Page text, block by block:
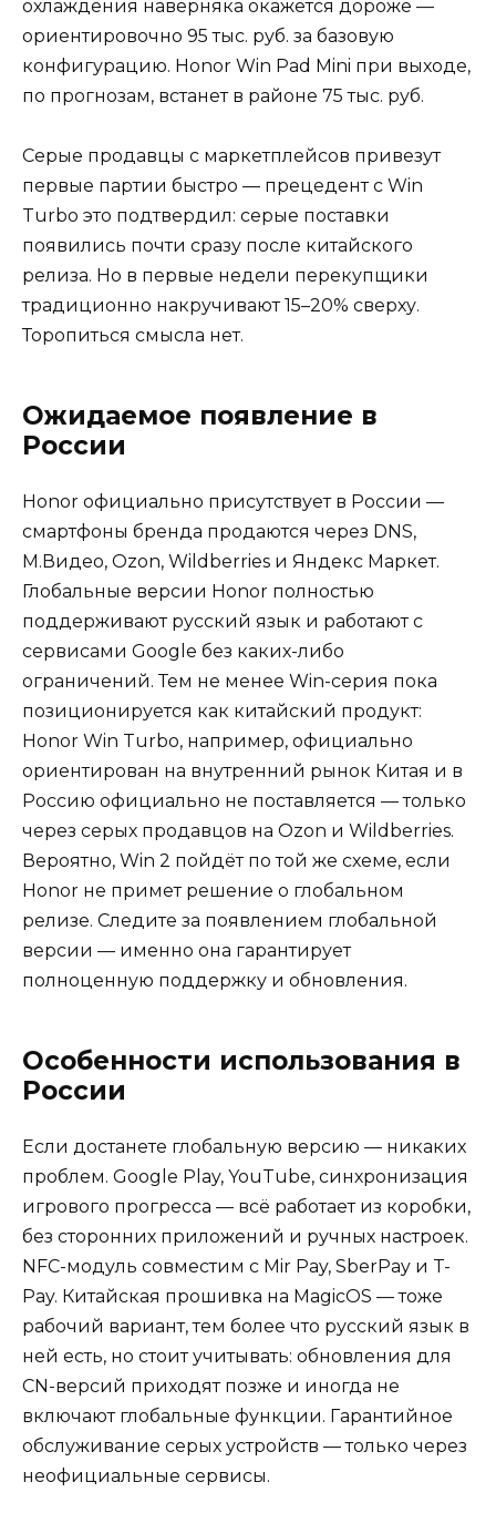
охлаждения наверняка окажется дороже —
ориентировочно 95 тыс. руб. за базовую
конфигурацию. Honor Win Pad Mini при выходе,
по прогнозам, встанет в районе 75 тыс. руб.
Серые продавцы с маркетплейсов привезут
первые партии быстро — прецедент с Win
Turbo это подтвердил: серые поставки
появились почти сразу после китайского
релиза. Но в первые недели перекупщики
традиционно накручивают 15–20% сверху.
Торопиться смысла нет.
Ожидаемое появление в
России
Honor официально присутствует в России —
смартфоны бренда продаются через DNS,
М.Видео, Ozon, Wildberries и Яндекс Маркет.
Глобальные версии Honor полностью
поддерживают русский язык и работают с
сервисами Google без каких-либо
ограничений. Тем не менее Win-серия пока
позиционируется как китайский продукт:
Honor Win Turbo, например, официально
ориентирован на внутренний рынок Китая и в
Россию официально не поставляется — только
через серых продавцов на Ozon и Wildberries.
Вероятно, Win 2 пойдёт по той же схеме, если
Honor не примет решение о глобальном
релизе. Следите за появлением глобальной
версии — именно она гарантирует
полноценную поддержку и обновления.
Особенности использования в
России
Если достанете глобальную версию — никаких
проблем. Google Play, YouTube, синхронизация
игрового прогресса — всё работает из коробки,
без сторонних приложений и ручных настроек.
NFC-модуль совместим с Mir Pay, SberPay и T-
Pay. Китайская прошивка на MagicOS — тоже
рабочий вариант, тем более что русский язык в
ней есть, но стоит учитывать: обновления для
CN-версий приходят позже и иногда не
включают глобальные функции. Гарантийное
обслуживание серых устройств — только через
неофициальные сервисы.